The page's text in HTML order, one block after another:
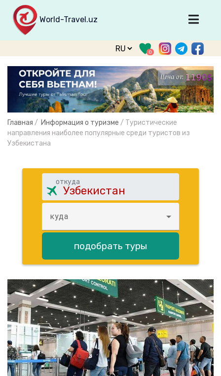
World-Travel.uz
Главная
Направления
Туры
Тур. фирмы
Табло прилета
О туризме
Войти
Зарегистрироваться
0
Главная / Информация о туризме / Туристические
направления наиболее популярные среди туристов из
Узбекистана
откуда
куда
подобрать туры